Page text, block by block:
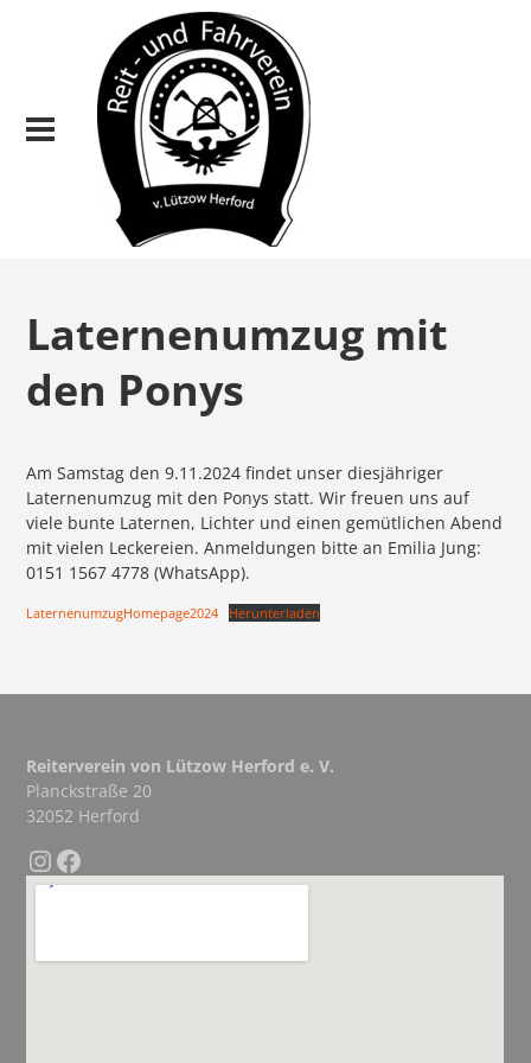
Laternenumzug mit
den Ponys
Am Samstag den 9.11.2024 findet unser diesjähriger
Laternenumzug mit den Ponys statt. Wir freuen uns auf
viele bunte Laternen, Lichter und einen gemütlichen Abend
mit vielen Leckereien. Anmeldungen bitte an Emilia Jung:
0151 1567 4778 (WhatsApp).
LaternenumzugHomepage2024 Herunterladen
Reiterverein von Lützow Herford e. V.
Planckstraße 20
32052 Herford
InstagramFacebook